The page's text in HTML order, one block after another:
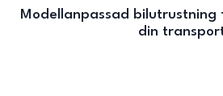
Modellanpassad bilutrustning
din